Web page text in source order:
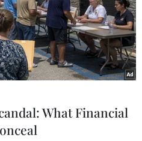
Tai nạn lao động tại Lâm
Đồng khiến hai công nhân
thương vong
08/08/2026 12:32
What Financial